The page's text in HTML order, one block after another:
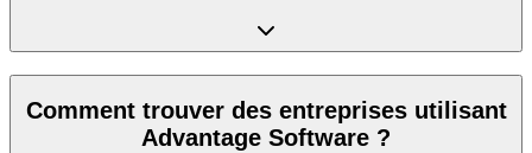
Comment trouver des entreprises utilisant
Advantage Software ?